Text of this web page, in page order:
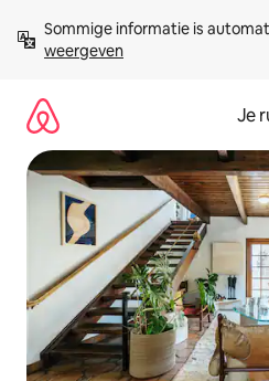
direct
naar
Sommige informatie is
weergeven
Je